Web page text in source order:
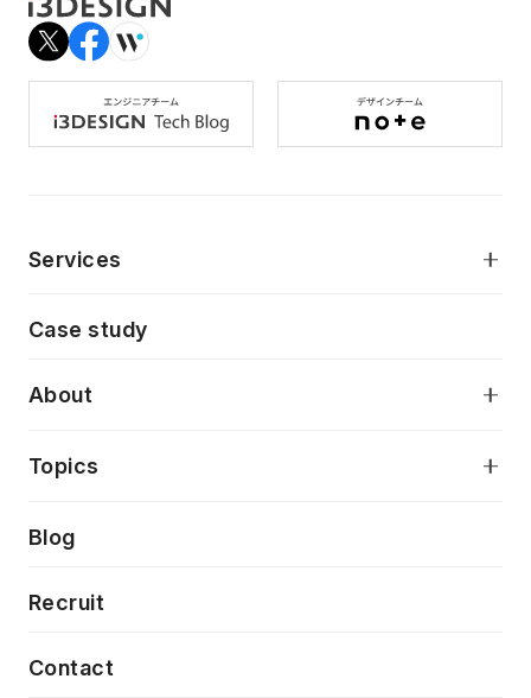
Services
AI駆動開発支援
モダナイゼーション
特徴量エンジニアリングと生成AI
デジタルプロダクトデザイン
デザインシステム構築支援
フロントエンド開発
Case study
About
当社が目指しているもの
Topics
Press release
News
Event/Seminer
Blog
Recruit
Contact